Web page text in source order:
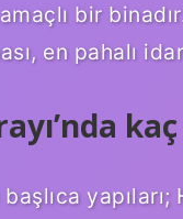
bir
en pahalı
başlıca